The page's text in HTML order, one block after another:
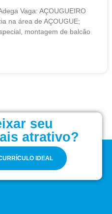
Vaga: AÇOUGUEIRO
na área de AÇOUGUE;
montagem de balcão
seu
atrativo?
IDEAL